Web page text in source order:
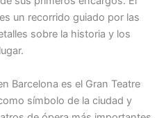
un recorrido guiado por las
sobre la historia y los
Barcelona es el Gran Teatre
símbolo de la ciudad y